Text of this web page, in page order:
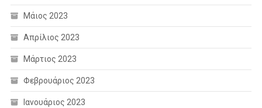
Μάιος 2023
Απρίλιος 2023
Μάρτιος 2023
Φεβρουάριος 2023
Ιανουάριος 2023